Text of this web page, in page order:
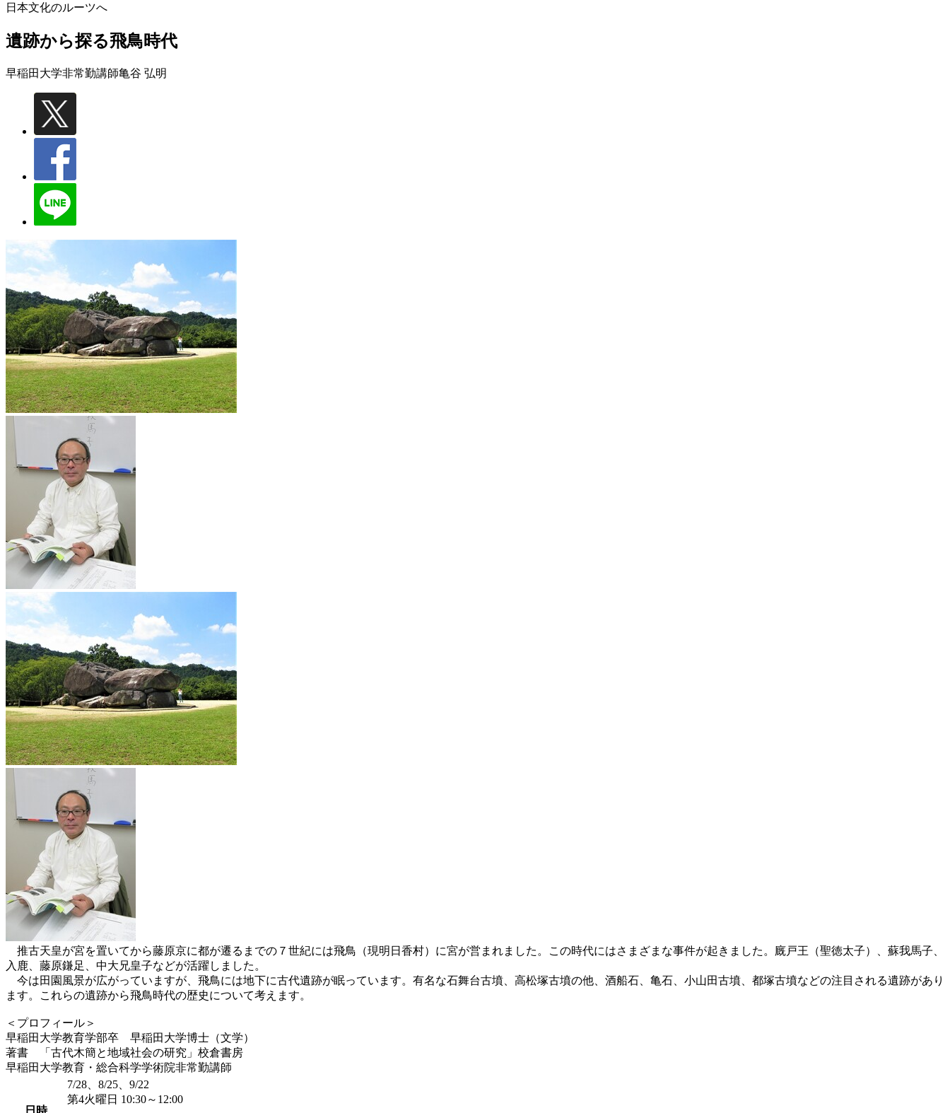
日本文化のルーツへ
遺跡から探る飛鳥時代
早稲田大学非常勤講師亀谷 弘明
推古天皇が宮を置いてから藤原京に都が遷るまでの７世紀には飛鳥（現明日香村）に宮が営まれました。この時代にはさまざまな事件が起きました。廐戸王（聖徳太子）、蘇我馬子、
入鹿、藤原鎌足、中大兄皇子などが活躍しました。
今は田園風景が広がっていますが、飛鳥には地下に古代遺跡が眠っています。有名な石舞台古墳、高松塚古墳の他、酒船石、亀石、小山田古墳、都塚古墳などの注目される遺跡があり
ます。これらの遺跡から飛鳥時代の歴史について考えます。
＜プロフィール＞
早稲田大学教育学部卒 早稲田大学博士（文学）
著書 「古代木簡と地域社会の研究」校倉書房
早稲田大学教育・総合科学学術院非常勤講師
日時
7/28、8/25、9/22
第4火曜日 10:30～12:00